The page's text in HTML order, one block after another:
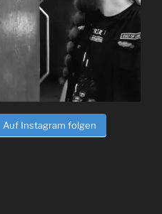
Auf Instagram folgen